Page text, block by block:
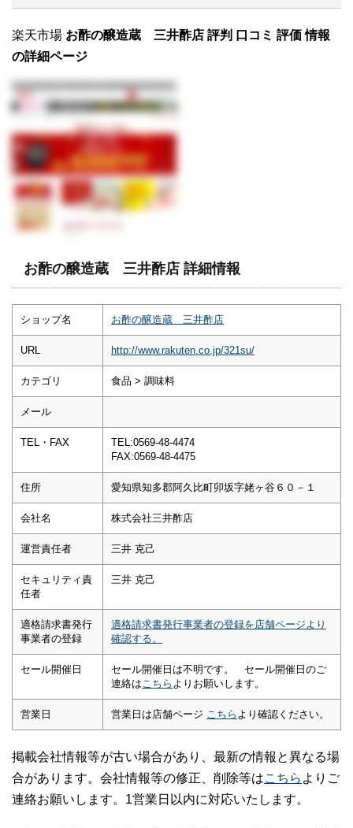
楽天市場 お酢の醸造蔵 三井酢店 評判 口コミ 評価 情報
の詳細ページ
お酢の醸造蔵 三井酢店 詳細情報
ショップ名 お酢の醸造蔵 三井酢店
URL http://www.rakuten.co.jp/321su/
カテゴリ 食品 > 調味料
メール
TEL・FAX
TEL:0569-48-4474
FAX:0569-48-4475
住所 愛知県知多郡阿久比町卯坂字姥ヶ谷６０－１
会社名 株式会社三井酢店
運営責任者 三井 克己
セキュリティ責
任者
三井 克己
適格請求書発行
事業者の登録
適格請求書発行事業者の登録を店舗ページより
確認する。
セール開催日
セール開催日は不明です。 セール開催日のご
連絡は こちら よりお願いします。
営業日 営業日は店舗ページ こちら より確認ください。
掲載会社情報等が古い場合があり、最新の情報と異なる場
合があります。会社情報等の修正、削除等はこちら よりご
連絡お願いします。1営業日以内に対応いたします。